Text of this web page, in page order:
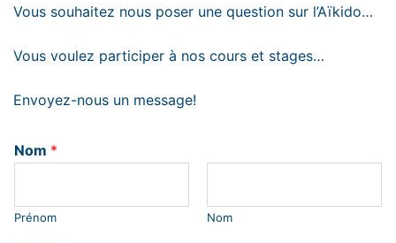
Vous souhaitez nous poser une question sur l’Aïkido…
Vous voulez participer à nos cours et stages…
Envoyez-nous un message!
Nom *
Prénom Nom